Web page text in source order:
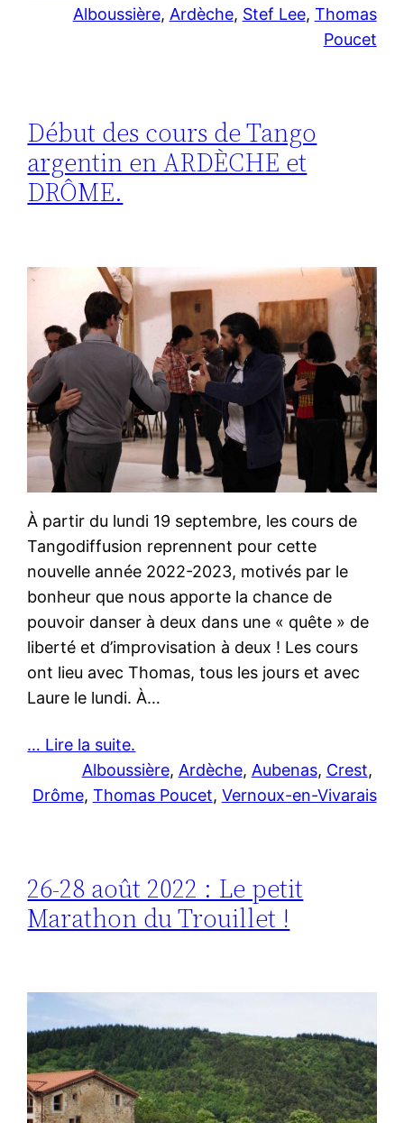
Alboussière, Ardèche, Stef Lee, Thomas
Poucet
Début des cours de Tango
argentin en ARDÈCHE et
DRÔME.
À partir du lundi 19 septembre, les cours de
Tangodiffusion reprennent pour cette
nouvelle année 2022-2023, motivés par le
bonheur que nous apporte la chance de
pouvoir danser à deux dans une « quête » de
liberté et d’improvisation à deux ! Les cours
ont lieu avec Thomas, tous les jours et avec
Laure le lundi. À…
… Lire la suite.
Alboussière, Ardèche, Aubenas, Crest
Drôme, Thomas Poucet, Vernoux-en-Vivarais
26-28 août 2022 : Le petit
Marathon du Trouillet !